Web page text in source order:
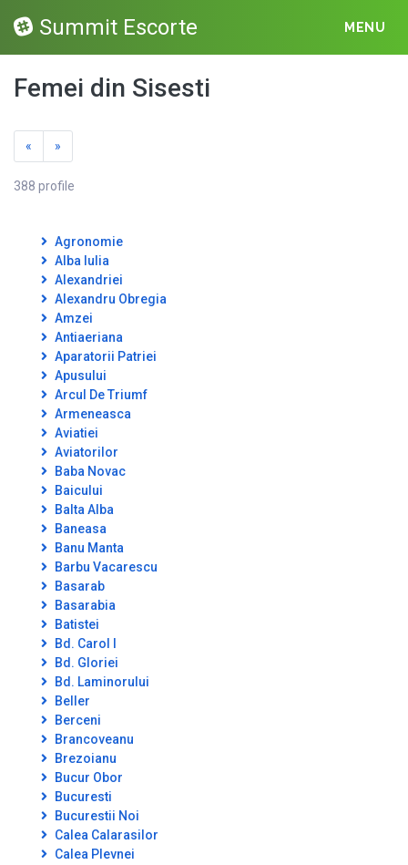
Summit Escorte MENU
Femei din Sisesti
« »
388 profile
Agronomie
Alba Iulia
Alexandriei
Alexandru Obregia
Amzei
Antiaeriana
Aparatorii Patriei
Apusului
Arcul De Triumf
Armeneasca
Aviatiei
Aviatorilor
Baba Novac
Baicului
Balta Alba
Baneasa
Banu Manta
Barbu Vacarescu
Basarab
Basarabia
Batistei
Bd. Carol I
Bd. Gloriei
Bd. Laminorului
Beller
Berceni
Brancoveanu
Brezoianu
Bucur Obor
Bucuresti
Bucurestii Noi
Calea Calarasilor
Calea Plevnei